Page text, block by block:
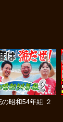
昭和54年組 ２